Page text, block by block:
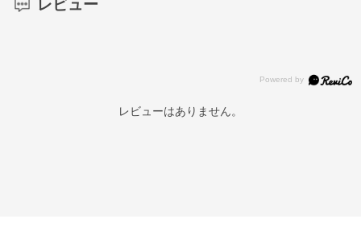
レビュー
レビューはありません。